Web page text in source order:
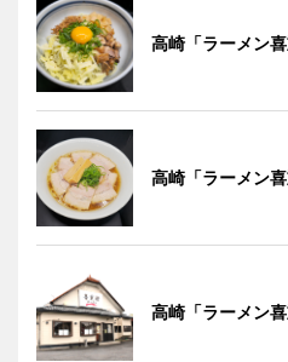
高崎「ラーメン喜
高崎「ラーメン喜
高崎「ラーメン喜